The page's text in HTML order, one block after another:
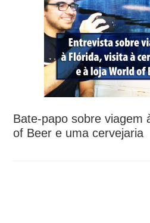
Bate-papo sobre viagem
of Beer e uma cervejaria